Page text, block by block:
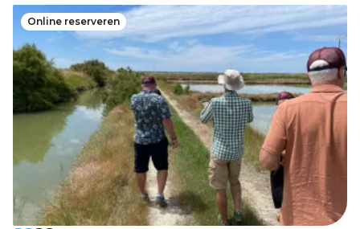
Online reserveren